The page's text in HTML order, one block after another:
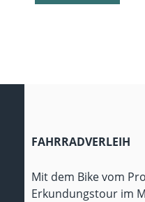
FAHRRADVERLEIH
Mit dem Bike vom
Erkundungstour im